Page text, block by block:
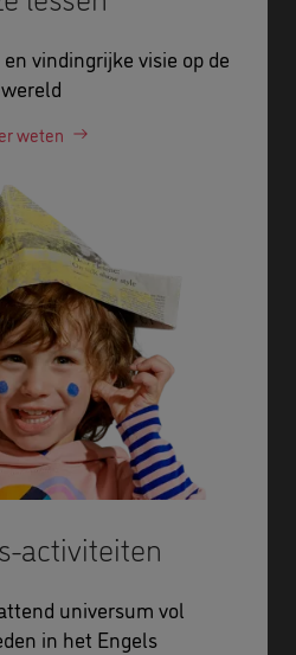
vindingrijke visie op de
wereld
weten
activiteiten
universum vol
in het Engels